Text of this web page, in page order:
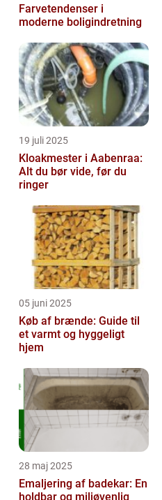
Farvetendenser i
moderne boligindretning
19 juli 2025
Kloakmester i Aabenraa:
Alt du bør vide, før du
ringer
05 juni 2025
Køb af brænde: Guide til
et varmt og hyggeligt
hjem
28 maj 2025
Emaljering af badekar: En
holdbar og miljøvenlig